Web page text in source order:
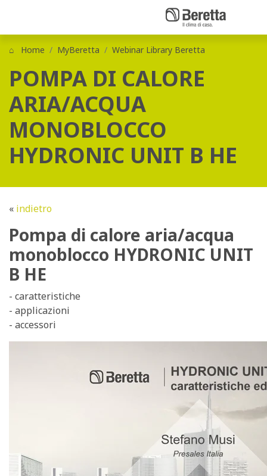
Home MyBeretta Webinar Library Beretta
POMPA DI CALORE
ARIA/ACQUA
MONOBLOCCO
HYDRONIC UNIT B HE
« indietro
Pompa di calore aria/acqua
monoblocco HYDRONIC UNIT
B HE
- caratteristiche
- applicazioni
- accessori